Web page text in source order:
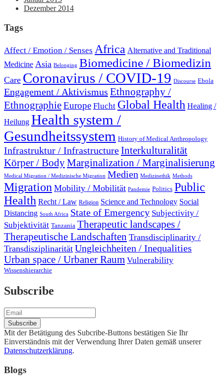
Dezember 2014
Tags
Affect / Emotion / Senses Africa Alternative and Traditional
Medicine Asia Belonging Biomedicine / Biomedizin
Care Coronavirus / COVID-19 Discourse Ebola
Engagement / Aktivismus Ethnography /
EthnographieEurope Flucht Global Health Healing /
Heilung Health system /
Gesundheitssystem History of Medical Anthropology
Infrastruktur / InfrastructureInterkulturalität
Körper / BodyMarginalization / Marginalisierung
Medical Migration / Medizinische Migration Medien Medizinethik Methods
Migration Mobility / Mobilität Pandemie Politics Public
Health Recht / Law Religion Science and Technology Social
Distancing South Africa State of Emergency Subjectivity /
Subjektivität Tanzania Therapeutic landscapes /
Therapeutische Landschaften Transdisciplinarity /
Transdisziplinarität Ungleichheiten / Inequalities
Urban space / Urbaner Raum Vulnerability
Wissenshierarchie
Subscribe
Mit der Betätigung des Subcribe-Buttons bestätigen Sie Ihr
Einverständnis mit der Verwendung Ihrer Daten gemäß unserer
Datenschutzerklärung.
Blogs